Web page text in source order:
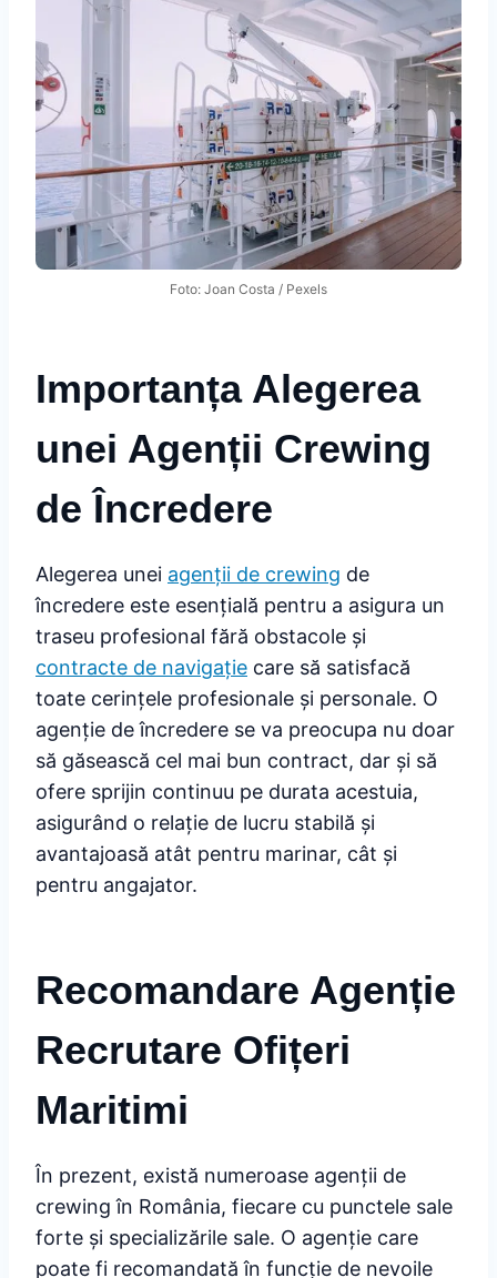
Foto: Joan Costa / Pexels
Importanța Alegerea
unei Agenții Crewing
de Încredere
Alegerea unei agenții de crewing de
încredere este esențială pentru a asigura un
traseu profesional fără obstacole și
contracte de navigație care să satisfacă
toate cerințele profesionale și personale. O
agenție de încredere se va preocupa nu doar
să găsească cel mai bun contract, dar și să
ofere sprijin continuu pe durata acestuia,
asigurând o relație de lucru stabilă și
avantajoasă atât pentru marinar, cât și
pentru angajator.
Recomandare Agenție
Recrutare Ofițeri
Maritimi
În prezent, există numeroase agenții de
crewing în România, fiecare cu punctele sale
forte și specializările sale. O agenție care
poate fi recomandată în funcție de nevoile